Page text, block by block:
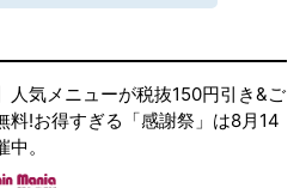
人気メニューが税抜150円引き&ご
料!お得すぎる「感謝祭」は8月14
。